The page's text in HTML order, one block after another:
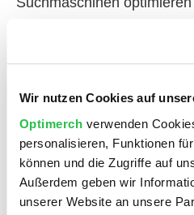
Wir nutzen Cookies auf
Optimerchverwenden
personalisieren, Funktionen
können und die Zugriffe auf
Außerdem geben wir
unserer Website an unsere
stark, wenn die Inhalte
Bedürfnisse und Wünsche
Kunden erfüllt werden.
wichtiger Faktor für Ihren
können Sie dabei